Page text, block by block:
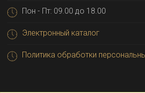
Пон - Пт: 09.00 до 18.00
Электронный каталог
Политика обработки